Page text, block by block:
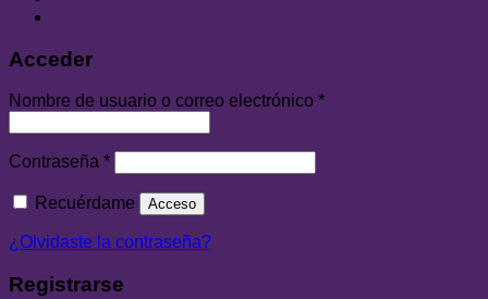
Acceder
Nombre de usuario o correo electrónico *
Contraseña *
Recuérdame Acceso
¿Olvidaste la contraseña?
Registrarse